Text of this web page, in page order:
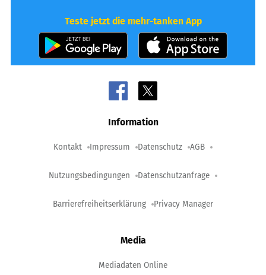
Teste jetzt die mehr-tanken App
Information
Kontakt Impressum Datenschutz AGB
Nutzungsbedingungen Datenschutzanfrage
Barrierefreiheitserklärung Privacy Manager
Media
Mediadaten Online